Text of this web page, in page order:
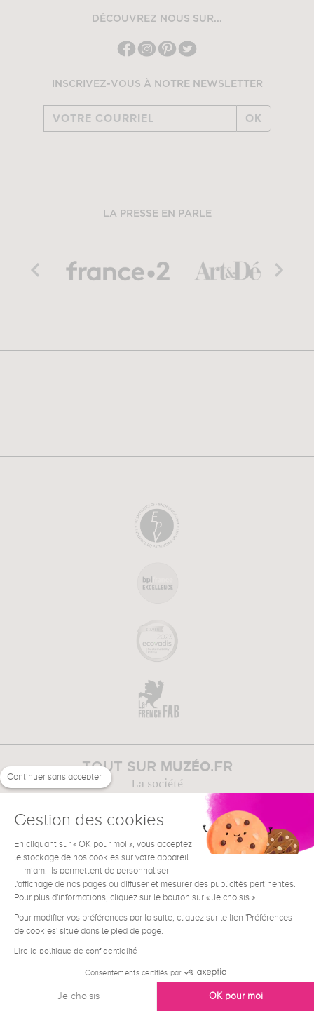
DÉCOUVREZ NOUS SUR...
INSCRIVEZ-VOUS À NOTRE NEWSLETTER
OK
LA PRESSE EN PARLE
TOUT SUR MUZÉO.FR
La société
Pour les professionnels
Presse
A PROPOSDES OEUVRES
Guide des supports
Guide des formats
Délais de fabrication
Livraison & Emballage
Accrocher vos cadres
Continuer sans accepter
Gestion des cookies
En cliquant sur « OK pour moi », vous acceptez
le stockage de nos cookies sur votre appareil
— miam. Ils permettent de personnaliser
l'affichage de nos pages ou diffuser et mesurer des publicités pertinentes.
Pour plus d'informations, cliquez sur le bouton sur « Je choisis ».
Pour modifier vos préférences par la suite, cliquez sur le lien 'Préférences
de cookies' situé dans le pied de page.
Lire la politique de confidentialité
Consentements certifiés par
Je choisis OK pour moi